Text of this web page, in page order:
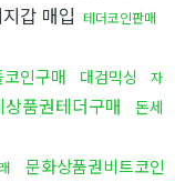
갑 매입 테더코인판매
코인구매 대검믹싱
자
상품권테더구매
돈세
문화상품권비트코인